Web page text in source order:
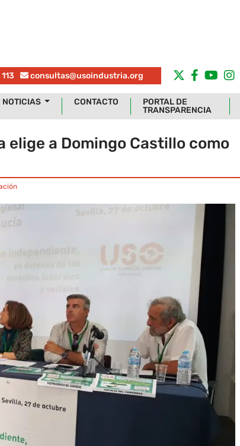
consultas@usoindustria.org
NOTICIAS CONTACTO
PORTAL DE
TRANSPARENCIA
elige a Domingo Castillo como